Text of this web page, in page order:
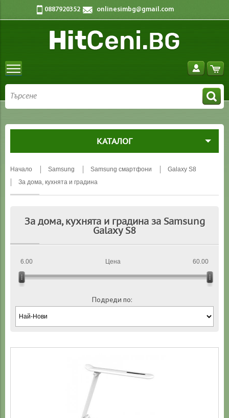
0887920352 onlinesimbg@gmail.com
КАТАЛОГ
Начало Samsung Samsung смартфони
Galaxy S8
За дома, кухнята и градина
За дома, кухнята и градина за Samsung
Galaxy S8
6.00 60.00
Цена
Подреди по: